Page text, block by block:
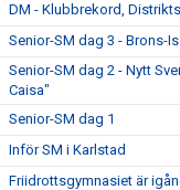
DM - Klubbrekord,
Senior-SM dag 3 - Brons-
Senior-SM dag 2 - Nytt
Caisa"
Senior-SM dag 1
Inför SM i Karlstad
Friidrottsgymnasiet är